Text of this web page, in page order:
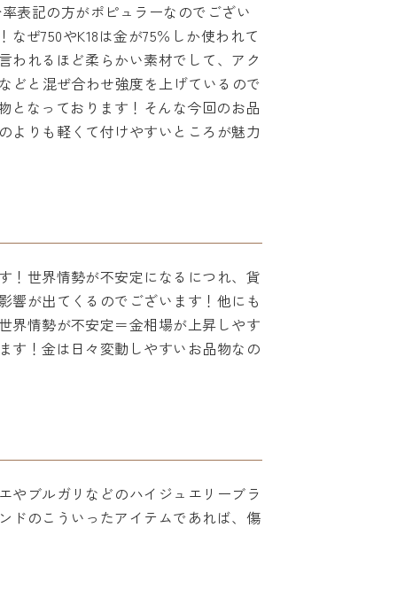
表記の方がポピュラーなのでござい
ぜ750やK18は金が75％しか使われて
われるほど柔らかい素材でして、アク
どと混ぜ合わせ強度を上げているので
となっております！そんな今回のお品
よりも軽くて付けやすいところが魅力
！世界情勢が不安定になるにつれ、貨
響が出てくるのでございます！他にも
界情勢が不安定＝金相場が上昇しやす
す！金は日々変動しやすいお品物なの
やブルガリなどのハイジュエリーブラ
ドのこういったアイテムであれば、傷